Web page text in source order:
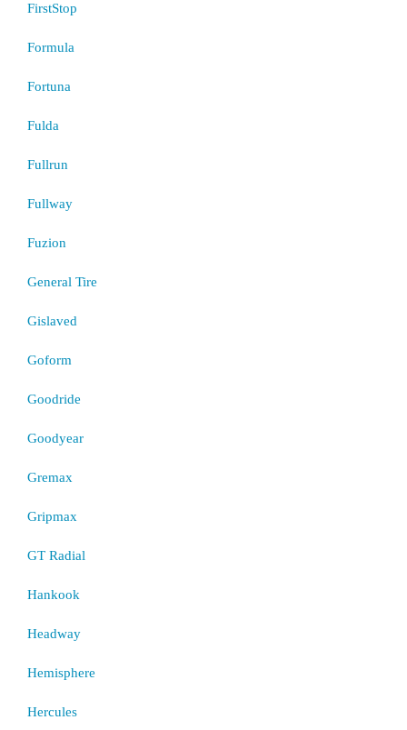
FirstStop
Formula
Fortuna
Fulda
Fullrun
Fullway
Fuzion
General Tire
Gislaved
Goform
Goodride
Goodyear
Gremax
Gripmax
GT Radial
Hankook
Headway
Hemisphere
Hercules